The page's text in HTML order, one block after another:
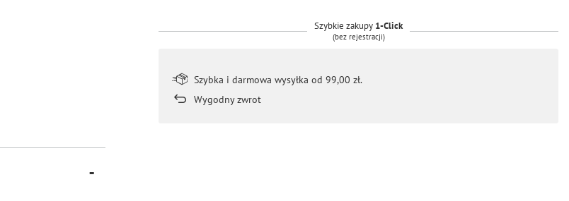
Szybkie zakupy 1-Click
(bez rejestracji)
Szybka i darmowa wysyłka od 99,00 zł.
Wygodny zwrot